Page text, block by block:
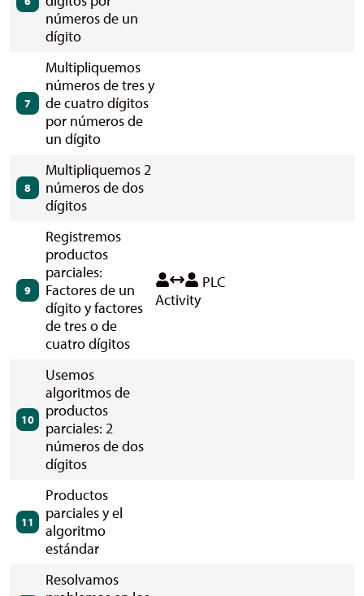
números de un
dígito
7
Multipliquemos
números de tres y
de cuatro dígitos
por números de
un dígito
8
Multipliquemos 2
números de dos
dígitos
9
Registremos
productos
parciales:
Factores de un
dígito y factores
de tres o de
cuatro dígitos
PLC
Activity
10
Usemos
algoritmos de
productos
parciales: 2
números de dos
dígitos
11
Productos
parciales y el
algoritmo
estándar
Resolvamos